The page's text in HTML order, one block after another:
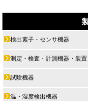
検出素子・センサ機器
測定・検査・計測機器・装置
試験機器
温・湿度検出機器